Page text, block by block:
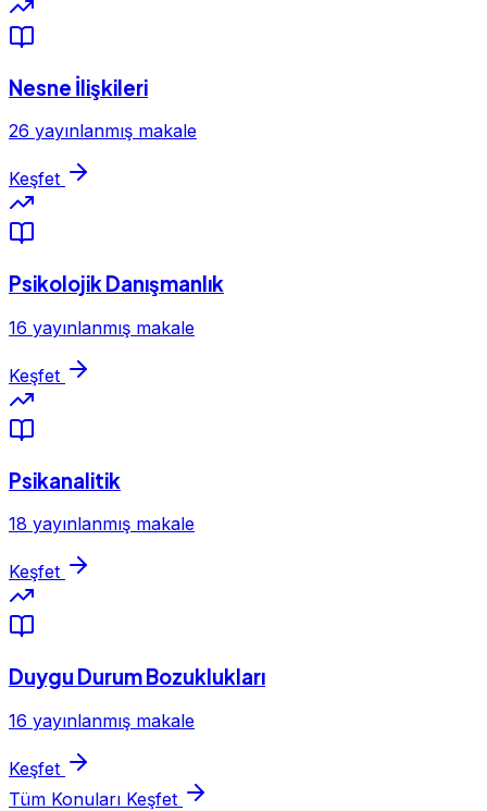
Nesne İlişkileri
26 yayınlanmış makale
Keşfet
Psikolojik Danışmanlık
16 yayınlanmış makale
Keşfet
Psikanalitik
18 yayınlanmış makale
Keşfet
Duygu Durum Bozuklukları
16 yayınlanmış makale
Keşfet
Tüm Konuları Keşfet